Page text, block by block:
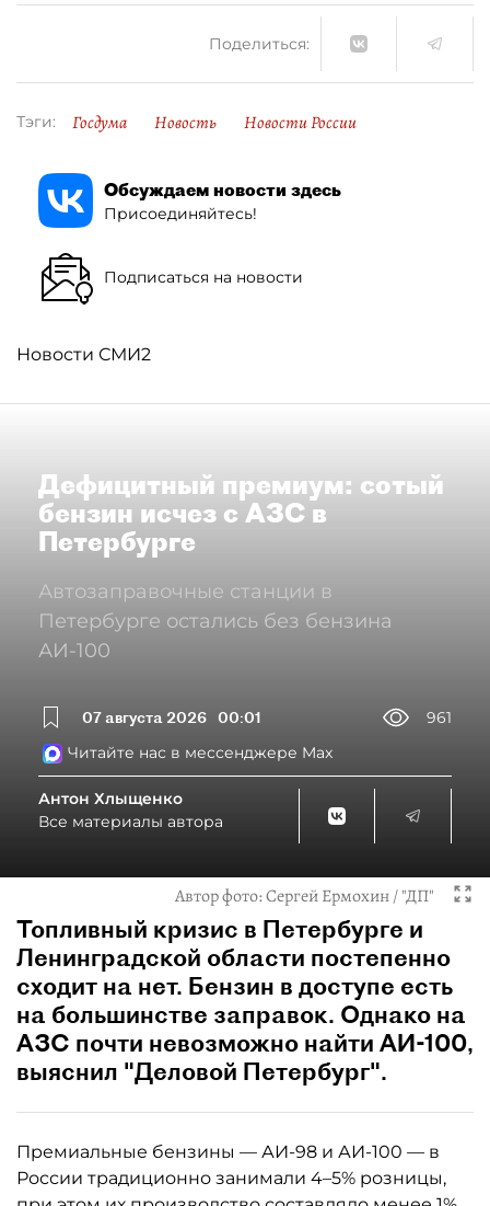
Поделиться:
Тэги: Госдума Новость Новости России
Обсуждаем новости здесь
Присоединяйтесь!
Подписаться на новости
Новости СМИ2
Дефицитный премиум: сотый
бензин исчез с АЗС в
Петербурге
Автозаправочные станции в
Петербурге остались без бензина
АИ-100
07 августа 2026 00:01
961
Читайте нас в мессенджере Max
Антон Хлыщенко
Все материалы автора
Автор фото:Сергей Ермохин / "ДП"
Топливный кризис в Петербурге и
Ленинградской области постепенно
сходит на нет. Бензин в доступе есть
на большинстве заправок. Однако на
АЗС почти невозможно найти АИ-100,
выяснил "Деловой Петербург".
Премиальные бензины — АИ-98 и АИ-100 — в
России традиционно занимали 4–5% розницы,